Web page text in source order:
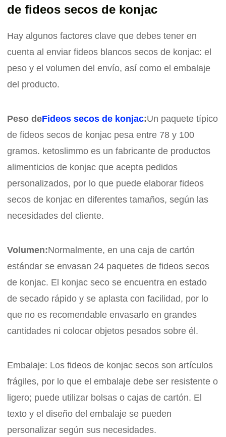
de fideos secos de konjac
Hay algunos factores clave que debes tener en
cuenta al enviar fideos blancos secos de konjac: el
peso y el volumen del envío, así como el embalaje
del producto.
Peso deFideos secos de konjac:Un paquete típico
de fideos secos de konjac pesa entre 78 y 100
gramos. ketoslimmo es un fabricante de productos
alimenticios de konjac que acepta pedidos
personalizados, por lo que puede elaborar fideos
secos de konjac en diferentes tamaños, según las
necesidades del cliente.
Volumen:Normalmente, en una caja de cartón
estándar se envasan 24 paquetes de fideos secos
de konjac. El konjac seco se encuentra en estado
de secado rápido y se aplasta con facilidad, por lo
que no es recomendable envasarlo en grandes
cantidades ni colocar objetos pesados ​​sobre él.
Embalaje: Los fideos de konjac secos son artículos
frágiles, por lo que el embalaje debe ser resistente o
ligero; puede utilizar bolsas o cajas de cartón. El
texto y el diseño del embalaje se pueden
personalizar según sus necesidades.